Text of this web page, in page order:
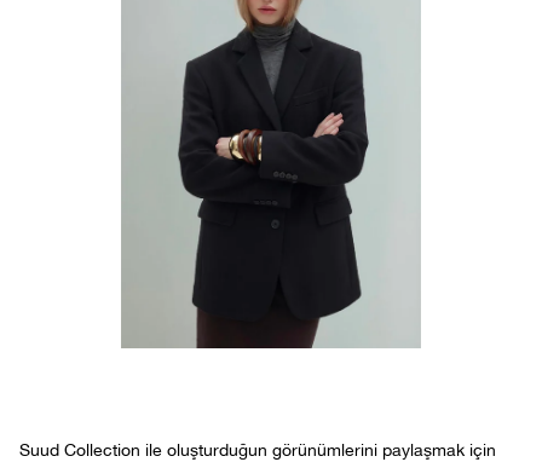
Suud Collection ile oluşturduğun görünümlerini paylaşmak için